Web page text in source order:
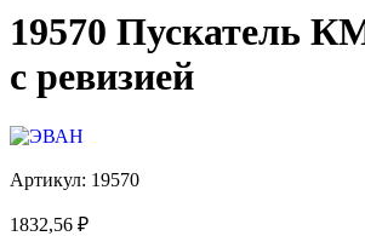
19570 Пускатель
с ревизией
Артикул: 19570
1832,56 ₽